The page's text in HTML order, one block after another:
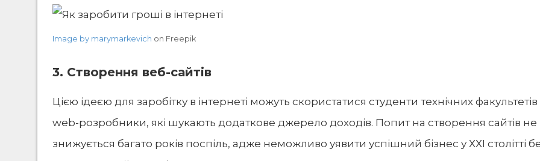
Image by marymarkevich on Freepik
3. Створення веб-сайтів
Цією ідеєю для заробітку в інтернеті можуть скористатися студенти технічних факультетів
web-розробники, які шукають додаткове джерело доходів. Попит на створення сайтів не
знижується багато років поспіль, адже неможливо уявити успішний бізнес у ХХІ столітті